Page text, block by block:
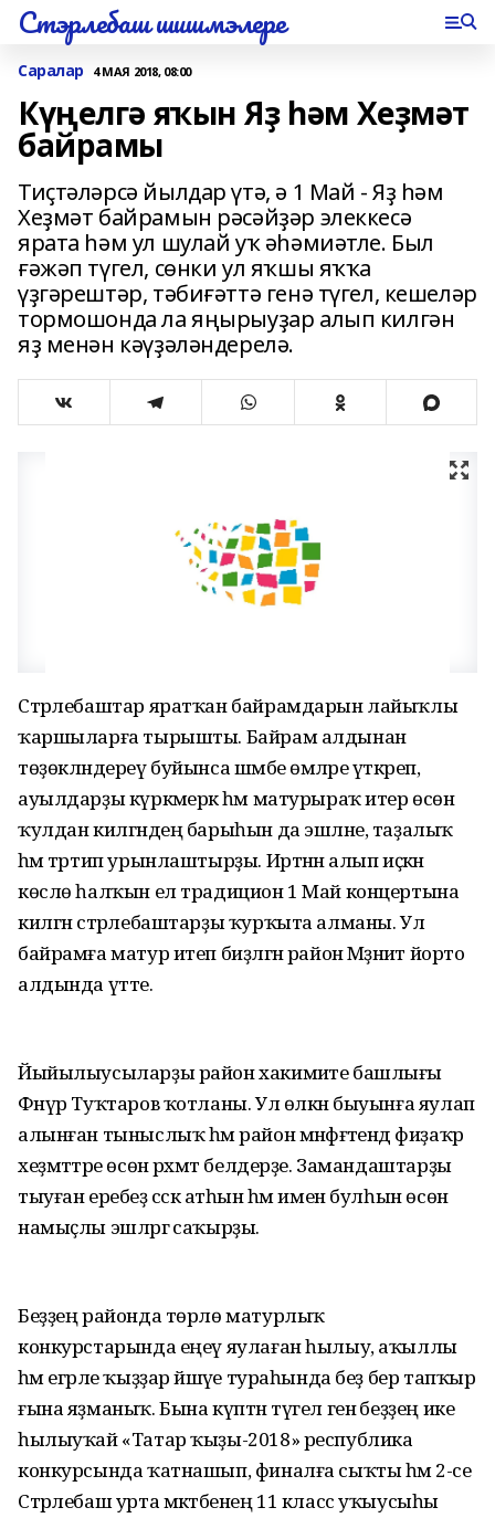
Стэрлебаш шишмэлере
Саралар 4 МАЯ 2018, 08:00
Күңелгә яҡын Яҙ һәм Хеҙмәт
байрамы
Тиҫтәләрсә йылдар үтә, ә 1 Май - Яҙ һәм
Хеҙмәт байрамын рәсәйҙәр элеккесә
ярата һәм ул шулай уҡ әһәмиәтле. Был
ғәжәп түгел, сөнки ул яҡшы яҡҡа
үҙгәрештәр, тәбиғәттә генә түгел, кешеләр
тормошонда ла яңырыуҙар алып килгән
яҙ менән кәүҙәләндерелә.
Стәрлебаштар яратҡан байрамдарын лайыҡлы
ҡаршыларға тырышты. Байрам алдынан
төҙөкләндереү буйынса шәмбе өмәләре үткәреп,
ауылдарҙы күркәмерәк һәм матурыраҡ итер өсөн
ҡулдан килгәндең барыһын да эшләне, таҙалыҡ
һәм тәртип урынлаштырҙы. Иртәнән алып иҫкән
көслө һалҡын ел традицион 1 Май концертына
килгән стәрлебаштарҙы ҡурҡыта алманы. Ул
байрамға матур итеп биҙәлгән район Мәҙәниәт йорто
алдында үтте.
Йыйылыусыларҙы район хакимиәте башлығы
Фәнүр Туҡтаров ҡотланы. Ул өлкән быуынға яулап
алынған тыныслыҡ һәм район мәнфәғәтендә фиҙаҡәр
хеҙмәттәре өсөн рәхмәт белдерҙе. Замандаштарҙы
тыуған еребеҙ сәскә атһын һәм имен булһын өсөн
намыҫлы эшләргә саҡырҙы.
Беҙҙең районда төрлө матурлыҡ
конкурстарында еңеү яулаған һылыу, аҡыллы
һәм егәрле ҡыҙҙар йәшәүе тураһында беҙ бер тапҡыр
ғына яҙманыҡ. Бына күптән түгел генә беҙҙең ике
һылыуҡай «Татар ҡыҙы-2018» республика
конкурсында ҡатнашып, финалға сыҡты һәм 2-се
Стәрлебаш урта мәктәбенең 11 класс уҡыусыһы